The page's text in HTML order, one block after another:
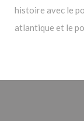
histoire avec le
atlantique et le